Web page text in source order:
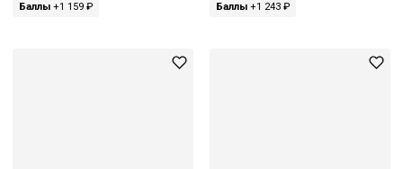
Баллы +1 159 ₽ Баллы+1 243 ₽